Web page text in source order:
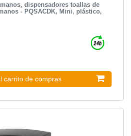
dispensadores toallas de
- PQSACDK, Mini, plástico,
carrito de compras